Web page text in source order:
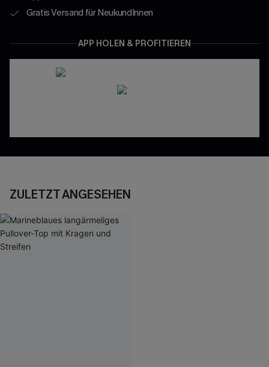
Gratis Versand für NeukundInnen
APP HOLEN & PROFITIEREN
ZULETZT ANGESEHEN